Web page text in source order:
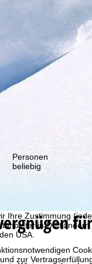
die wir,
Nutzungsprofile
Ihre Zustimmung
in
USA.
zur
Personen
beliebig